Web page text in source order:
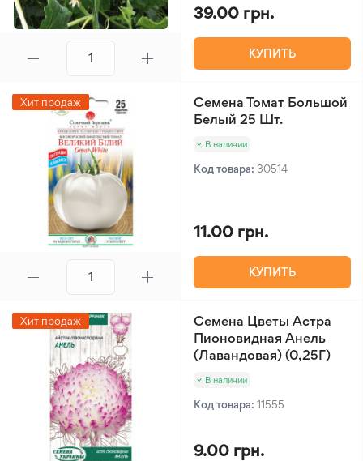
39.00 грн.
КУПИТЬ
Хит продаж
Семена Томат Большой
Белый 25 Шт.
В наличии
Код товара: 30514
11.00 грн.
КУПИТЬ
Хит продаж
Семена Цветы Астра
Пионовидная Анель
(Лавандовая) (0,25Г)
В наличии
Код товара: 11555
9.00 грн.